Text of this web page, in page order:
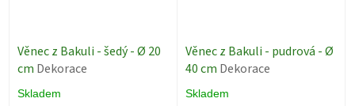
Věnec z Bakuli - šedý - Ø 20
cm Dekorace
Skladem
Věnec z Bakuli - pudrová - Ø
40 cm Dekorace
Skladem